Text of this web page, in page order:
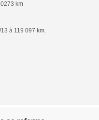
km
à 119 097 km.